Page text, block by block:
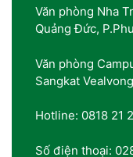
Văn phòng Nha
Quảng Đức,
Văn phòng
Sangkat
Hotline: 0818 21
Số điện thoại: